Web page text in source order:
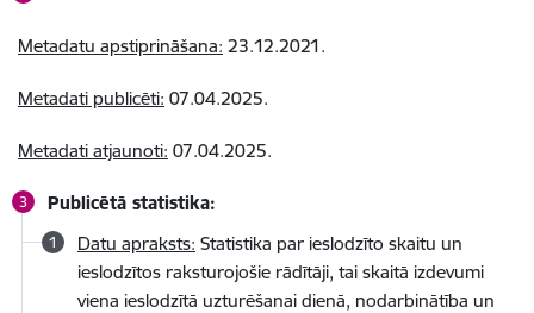
Metadatu apstiprināšana: 23.12.2021.
Metadati publicēti: 07.04.2025.
Metadati atjaunoti: 07.04.2025.
Publicētā statistika:
Datu apraksts: Statistika par ieslodzīto skaitu un
ieslodzītos raksturojošie rādītāji, tai skaitā izdevumi
viena ieslodzītā uzturēšanai dienā, nodarbinātība un